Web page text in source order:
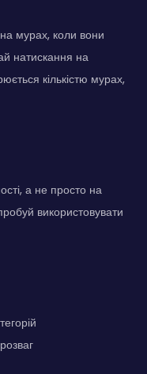
мурах, коли вони
натискання на
кількістю мурах,
а не просто на
використовувати